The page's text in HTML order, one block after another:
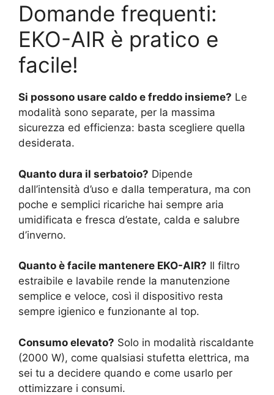
Domande frequenti:
EKO-AIR è pratico e
facile!
Si possono usare caldo e freddo insieme? Le
modalità sono separate, per la massima
sicurezza ed efficienza: basta scegliere quella
desiderata.
Quanto dura il serbatoio? Dipende
dall’intensità d’uso e dalla temperatura, ma con
poche e semplici ricariche hai sempre aria
umidificata e fresca d’estate, calda e salubre
d’inverno.
Quanto è facile mantenere EKO-AIR? Il filtro
estraibile e lavabile rende la manutenzione
semplice e veloce, così il dispositivo resta
sempre igienico e funzionante al top.
Consumo elevato? Solo in modalità riscaldante
(2000 W), come qualsiasi stufetta elettrica, ma
sei tu a decidere quando e come usarlo per
ottimizzare i consumi.